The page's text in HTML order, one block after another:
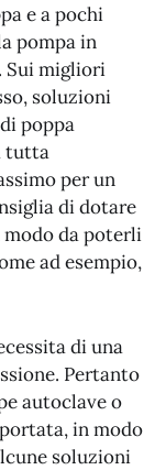
e a pochi
pompa in
Sui migliori
soluzioni
poppa
tutta
per un
di dotare
da poterli
ad esempio,
di una
Pertanto
autoclave o
in modo
soluzioni